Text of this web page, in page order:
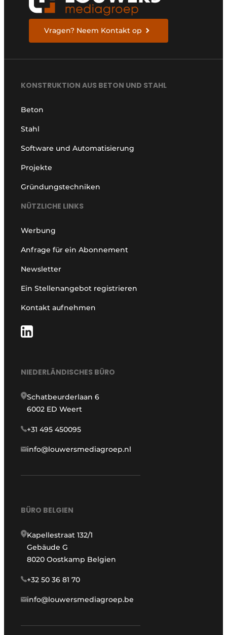
Vragen? Neem Kontakt op
KONSTRUKTION AUS BETON UND STAHL
Beton
Stahl
Software und Automatisierung
Projekte
Gründungstechniken
NÜTZLICHE LINKS
Werbung
Anfrage für ein Abonnement
Newsletter
Ein Stellenangebot registrieren
Kontakt aufnehmen
NIEDERLÄNDISCHES BÜRO
Schatbeurderlaan 6
6002 ED Weert
+31 495 450095
info@louwersmediagroep.nl
BÜRO BELGIEN
Kapellestraat 132/1
Gebäude G
8020 Oostkamp Belgien
+32 50 36 81 70
info@louwersmediagroep.be